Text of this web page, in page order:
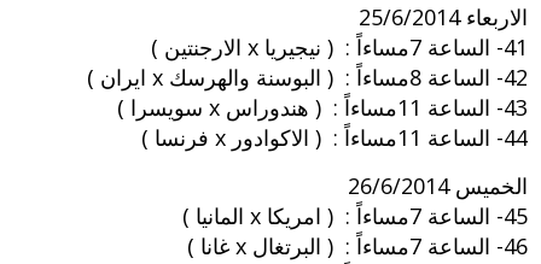
الاربعاء 25/6/2014
41- الساعة 7مساءاً : ( نيجيريا x الارجنتين )
42- الساعة 8مساءاً : ( البوسنة والهرسك x ايران )
43- الساعة 11مساءاً : ( هندوراس x سويسرا )
44- الساعة 11مساءاً : ( الاكوادور x فرنسا )
الخميس 26/6/2014
45- الساعة 7مساءاً : ( امريكا x المانيا )
46- الساعة 7مساءاً : ( البرتغال x غانا )